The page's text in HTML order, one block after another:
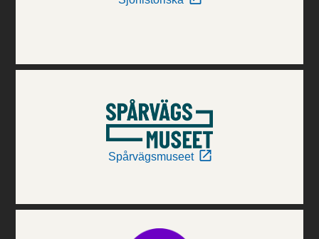
Spårvägsmuseet